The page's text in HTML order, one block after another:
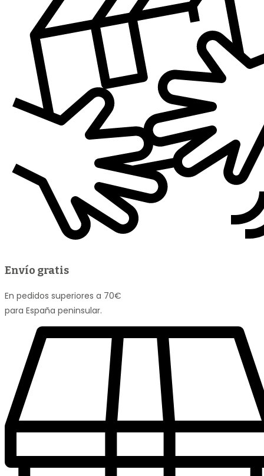
Envío gratis
En pedidos superiores a 70€
para España peninsular.